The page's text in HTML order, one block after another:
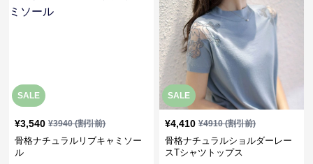
SALE
¥3,540 ¥3940(割引前)
骨格ナチュラルリブキャミソー
ル
SALE
¥4,410 ¥4910(割引前)
骨格ナチュラルショルダーレー
スTシャツトップス